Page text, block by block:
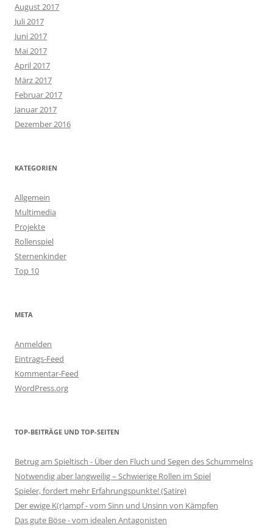
August 2017
Juli 2017
Juni 2017
Mai 2017
April 2017
März 2017
Februar 2017
Januar 2017
Dezember 2016
KATEGORIEN
Allgemein
Multimedia
Projekte
Rollenspiel
Sternenkinder
Top 10
META
Anmelden
Eintrags-Feed
Kommentar-Feed
WordPress.org
TOP-BEITRÄGE UND TOP-SEITEN
Betrug am Spieltisch - Über den Fluch und Segen des Schummelns
Notwendig aber langweilig – Schwierige Rollen im Spiel
Spieler, fordert mehr Erfahrungspunkte! (Satire)
Der ewige K(r)ampf - vom Sinn und Unsinn von Kämpfen
Das gute Böse - vom idealen Antagonisten